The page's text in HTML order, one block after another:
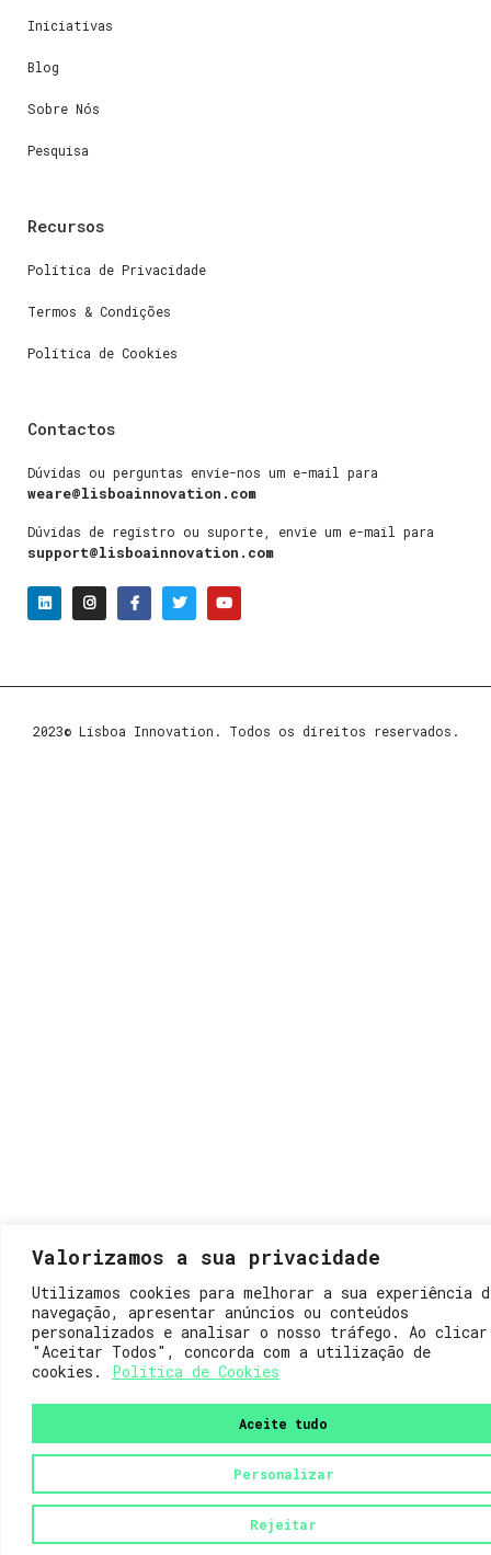
Valorizamos a sua privacidade
Utilizamos cookies para melhorar a sua experiência
navegação, apresentar anúncios ou conteúdos
personalizados e analisar o nosso tráfego. Ao clicar
"Aceitar Todos", concorda com a utilização de
cookies.
Política de Cookies
Personalizar
Rejeitar
Aceite tudo
Iniciativas
Blog
Sobre Nós
Pesquisa
Recursos
Política de Privacidade
Termos & Condições
Política de Cookies
Contactos
Dúvidas ou perguntas envie-nos um e-mail para
weare@lisboainnovation.com
Dúvidas de registro ou suporte, envie um e-mail para
support@lisboainnovation.com
2023© Lisboa Innovation. Todos os direitos reservados.